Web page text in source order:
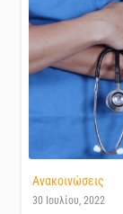
Ανακοινώσεις
30 Ιουλίου, 2022